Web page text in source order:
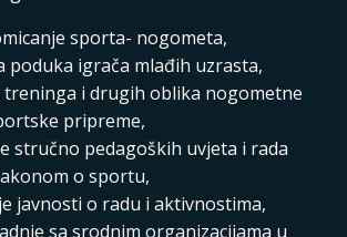
sporta- nogometa,
poduka igrača mlađih uzrasta,
treninga i drugih oblika nogometne
pripreme,
stručno pedagoških uvjeta i rada
o sportu,
javnosti o radu i aktivnostima,
sa srodnim organizacijama u